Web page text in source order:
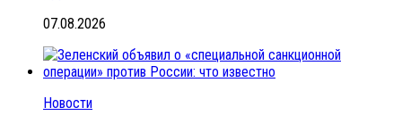
07.08.2026
Новости